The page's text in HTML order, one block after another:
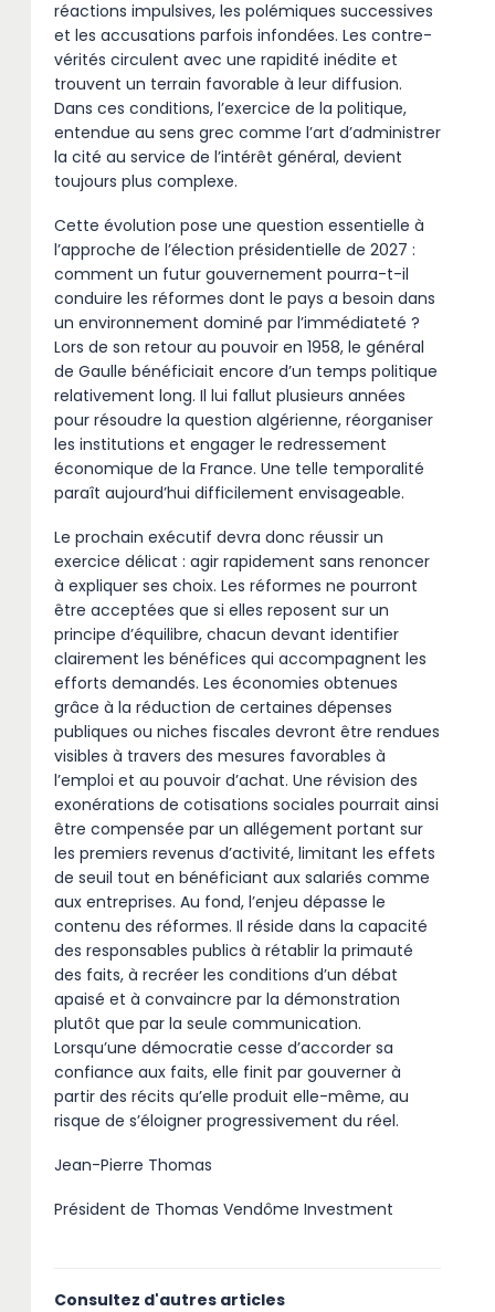
réactions impulsives, les polémiques successives
et les accusations parfois infondées. Les contre-
vérités circulent avec une rapidité inédite et
trouvent un terrain favorable à leur diffusion.
Dans ces conditions, l’exercice de la politique,
entendue au sens grec comme l’art d’administrer
la cité au service de l’intérêt général, devient
toujours plus complexe.
Cette évolution pose une question essentielle à
l’approche de l’élection présidentielle de 2027 :
comment un futur gouvernement pourra-t-il
conduire les réformes dont le pays a besoin dans
un environnement dominé par l’immédiateté ?
Lors de son retour au pouvoir en 1958, le général
de Gaulle bénéficiait encore d’un temps politique
relativement long. Il lui fallut plusieurs années
pour résoudre la question algérienne, réorganiser
les institutions et engager le redressement
économique de la France. Une telle temporalité
paraît aujourd’hui difficilement envisageable.
Le prochain exécutif devra donc réussir un
exercice délicat : agir rapidement sans renoncer
à expliquer ses choix. Les réformes ne pourront
être acceptées que si elles reposent sur un
principe d’équilibre, chacun devant identifier
clairement les bénéfices qui accompagnent les
efforts demandés. Les économies obtenues
grâce à la réduction de certaines dépenses
publiques ou niches fiscales devront être rendues
visibles à travers des mesures favorables à
l’emploi et au pouvoir d’achat. Une révision des
exonérations de cotisations sociales pourrait ainsi
être compensée par un allégement portant sur
les premiers revenus d’activité, limitant les effets
de seuil tout en bénéficiant aux salariés comme
aux entreprises. Au fond, l’enjeu dépasse le
contenu des réformes. Il réside dans la capacité
des responsables publics à rétablir la primauté
des faits, à recréer les conditions d’un débat
apaisé et à convaincre par la démonstration
plutôt que par la seule communication.
Lorsqu’une démocratie cesse d’accorder sa
confiance aux faits, elle finit par gouverner à
partir des récits qu’elle produit elle-même, au
risque de s’éloigner progressivement du réel.
Jean-Pierre Thomas
Président de Thomas Vendôme Investment
Consultez d'autres articles